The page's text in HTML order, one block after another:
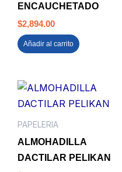
ENCAUCHETADO
$2,894.00
Añadir al carrito
PAPELERIA
ALMOHADILLA
DACTILAR PELIKAN